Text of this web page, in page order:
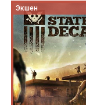
Экшен